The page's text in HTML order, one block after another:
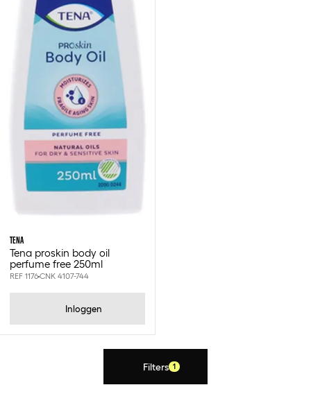
250ml
TENA
Tena proskin body oil
perfume free 250ml
REF 1176CNK 4107-744
Inloggen
Filters 1